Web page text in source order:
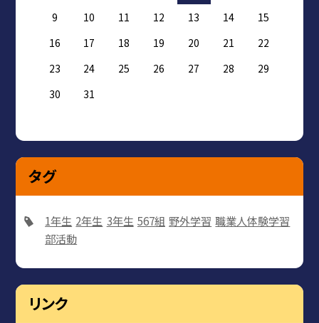
9
10 11 12 13 14
15
16
17 18 19 20 21
22
23
24 25 26 27 28
29
30
31
タグ
1年生 2年生 3年生 567組 野外学習 職業人体験学習
部活動
リンク